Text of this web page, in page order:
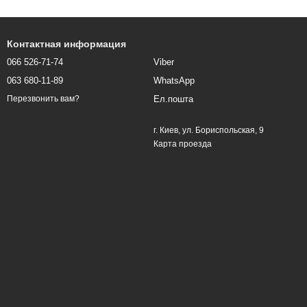
Контактная информация
066 526-71-74
063 680-11-89
Перезвонить вам?
Viber
WhatsApp
Ел.пошта
г. Киев, ул. Бориспольская, 9
Карта проезда